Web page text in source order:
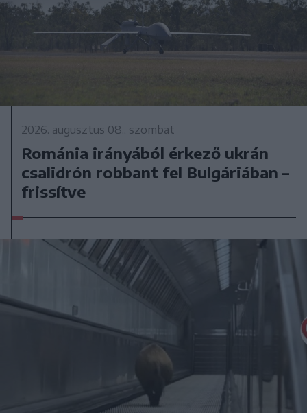
2026. augusztus 08., szombat
Románia irányából érkező ukrán
csalidrón robbant fel Bulgáriában –
frissítve